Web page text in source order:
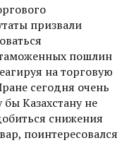
призвали
пошлин
на торговую
сегодня очень
Казахстану не
снижения
поинтересовался